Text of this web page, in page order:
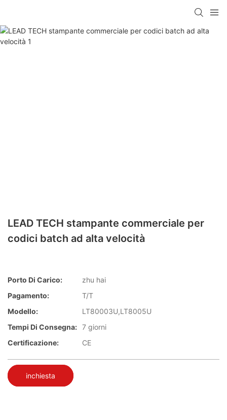
LEAD TECH stampante commerciale per
codici batch ad alta velocità
Porto Di Carico:
zhu hai
Pagamento:
T/T
Modello:
LT80003U,LT8005U
Tempi Di Consegna: 7 giorni
Certificazione:
CE
inchiesta